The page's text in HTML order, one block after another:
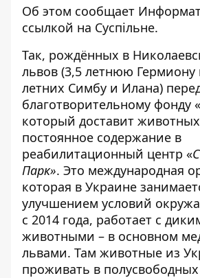
Об этом сообщает
ссылкой на Суспільне.
Так, рождённых в
львов (3,5 летнюю Гермиону
летних Симбу и Илана)
благотворительному фонду
который доставит
постоянное содержание в
реабилитационный центр «
Парк». Это международная
которая в Украине
улучшением условий
с 2014 года, работает с
животными – в основном
львами. Там животные из
проживать в полусвободных